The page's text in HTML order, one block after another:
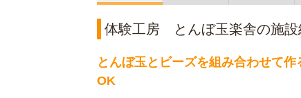
体験工房 とんぼ玉楽舎の施設
とんぼ玉とビーズを組み合わせて
OK